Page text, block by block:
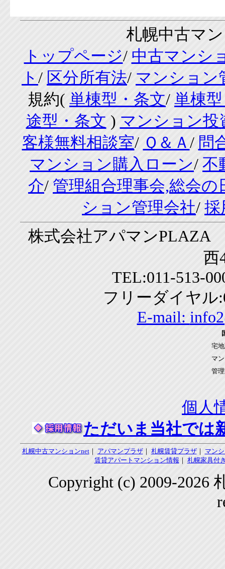
札幌中古マ
トップページ/ 中古マンシ
ト / 区分所有法/ マンション
規約( 単棟型・条文/ 単棟
途型・条文 ) マンション投
客様無料相談室/ Ｑ＆Ａ / 問
マンション購入ローン/ 不
介/ 管理組合理事会,総会の
ション管理会社/ 採
株式会社アパマン
西
TEL:011-513-
フリーダイヤル
E-mail:
宅
マ
管
個人
ただいま当社では
札幌中古マンションnet｜ アパマンプラザ｜ 札幌賃貸プラザ｜ マン
賃貸アパートマンション情報 ｜ 札幌家具付
Copyright (c) 2009-2026